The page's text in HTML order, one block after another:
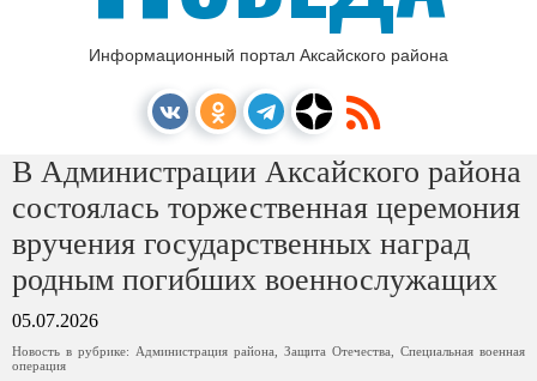
Информационный портал Аксайского района
В Администрации Аксайского района
состоялась торжественная церемония
вручения государственных наград
родным погибших военнослужащих
05.07.2026
Новость в рубрике: Администрация района Защита Отечества
Специальная военная
операция